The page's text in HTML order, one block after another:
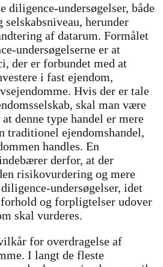
diligence-undersøgelser, både
selskabsniveau, herunder
af datarum. Formålet
undersøgelserne er at
der er forbundet med at
i fast ejendom,
Hvis der er tale
skal man være
denne type handel er mere
traditionel ejendomshandel,
handles. En
derfor, at der
risikovurdering og mere
undersøgelser, idet
forhold og forpligtelser udover
skal vurderes.
for overdragelse af
I langt de fleste